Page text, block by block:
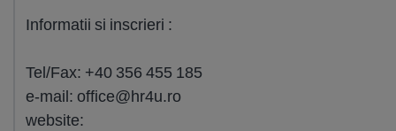
Informatii si inscrieri :
Tel/Fax: +40 356 455 185
e-mail: office@hr4u.ro
website: